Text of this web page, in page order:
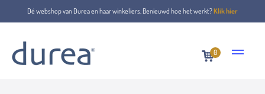
Dé webshop van Durea en haar winkeliers. Benieuwd hoe het werkt?Klik hier
0
Home Sandals